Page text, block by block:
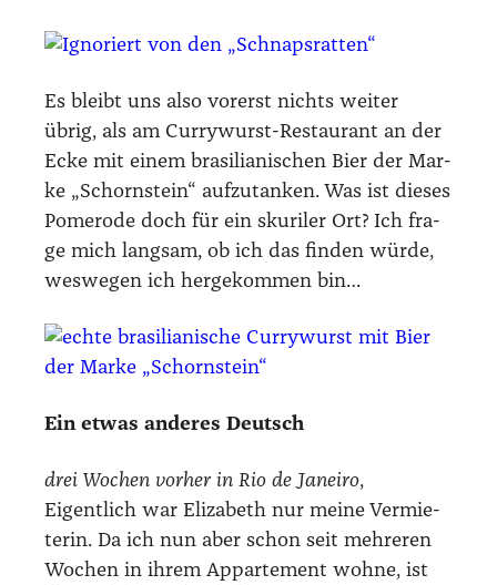
Es bleibt uns also vor­erst nichts wei­ter
übrig, als am Cur­ry­wurst-Restau­rant an der
Ecke mit einem bra­si­lia­ni­schen Bier der Mar­
ke „Schorn­stein“ auf­zu­tan­ken. Was ist die­ses
Pomero­de doch für ein sku­ri­ler Ort? Ich fra­
ge mich lang­sam, ob ich das fin­den wür­de,
wes­we­gen ich her­ge­kom­men bin…
Ein etwas ande­res Deutsch
drei Wochen vor­her in Rio de Janei­ro,
Eigent­lich war Eliza­beth nur mei­ne Ver­mie­
te­rin. Da ich nun aber schon seit meh­re­ren
Wochen in ihrem Appar­te­ment woh­ne, ist